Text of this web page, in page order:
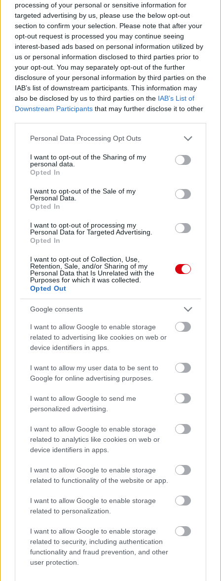
processing of your personal or sensitive information for
targeted advertising by us, please use the below opt-out
section to confirm your selection. Please note that after your
opt-out request is processed you may continue seeing
interest-based ads based on personal information utilized by
us or personal information disclosed to third parties prior to
your opt-out. You may separately opt-out of the further
disclosure of your personal information by third parties on the
IAB’s list of downstream participants. This information may
also be disclosed by us to third parties on the IAB’s List of
Downstream Participants that may further disclose it to other
Please note that this website/app uses one or more Google
not limited to your visit or usage behaviour. You may click to
grant or deny consent to Google and its third-party tags to
use your data for below specified purposes in below Google
consent section.
Personal Data Processing Opt Outs
I want to opt-out of the Sharing of my
personal data.
Opted In
I want to opt-out of the Sale of my
Personal Data.
Opted In
I want to opt-out of processing my
Personal Data for Targeted Advertising.
Opted In
I want to opt-out of Collection, Use,
Retention, Sale, and/or Sharing of my
Personal Data that Is Unrelated with the
Purposes for which it was collected.
Opted Out
Google consents
I want to allow Google to enable storage
related to advertising like cookies on web or
device identifiers in apps.
I want to allow my user data to be sent to
Google for online advertising purposes.
I want to allow Google to send me
personalized advertising.
I want to allow Google to enable storage
related to analytics like cookies on web or
device identifiers in apps.
I want to allow Google to enable storage
related to functionality of the website or app.
I want to allow Google to enable storage
related to personalization.
I want to allow Google to enable storage
related to security, including authentication
functionality and fraud prevention, and other
user protection.
Meccs Center
Paris Saint-Germainvs
Manchester United
Felkészülési szezon 4. mérkőzés
Nya Ullevi, Göteborg
Leeds Unitedvs Manchester United2026-08-12 20:30
AC MilanvsManchester United2026-08-15 18:00
ELŐZŐ MÉRKŐZÉSEK
Támogatás
Támogasd adományoddal
a ManUtdFanatics.hu működését!